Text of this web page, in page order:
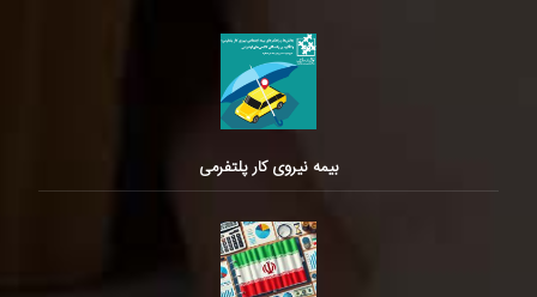
بیمه نیروی کار پلتفرمی